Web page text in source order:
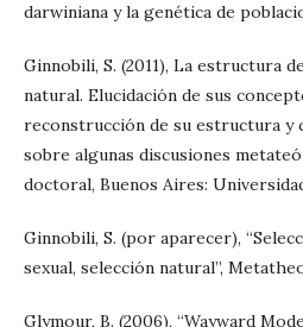
darwiniana y la genética de
Ginnobili, S. (2011), La estructura
natural. Elucidación de sus
reconstrucción de su estructura y
sobre algunas discusiones
doctoral, Buenos Aires:
Ginnobili, S. (por aparecer),
sexual, selección natural”,
Glymour, B. (2006), “Wayward